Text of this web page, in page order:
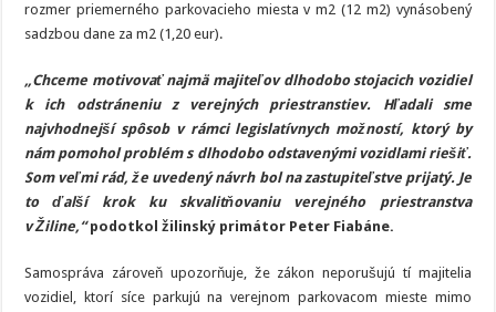
rozmer priemerného parkovacieho miesta v m2 (12 m2) vynásobený
sadzbou dane za m2 (1,20 eur).
„Chceme motivovať najmä majiteľov dlhodobo stojacich vozidiel
k ich odstráneniu z verejných priestranstiev. Hľadali sme
najvhodnejší spôsob v rámci legislatívnych možností, ktorý by
nám pomohol problém s dlhodobo odstavenými vozidlami riešiť.
Som veľmi rád, že uvedený návrh bol na zastupiteľstve prijatý. Je
to ďalší krok ku skvalitňovaniu verejného priestranstva
v Žiline,“podotkol žilinský primátor Peter Fiabáne.
Samospráva zároveň upozorňuje, že zákon neporušujú tí majitelia
vozidiel, ktorí síce parkujú na verejnom parkovacom mieste mimo